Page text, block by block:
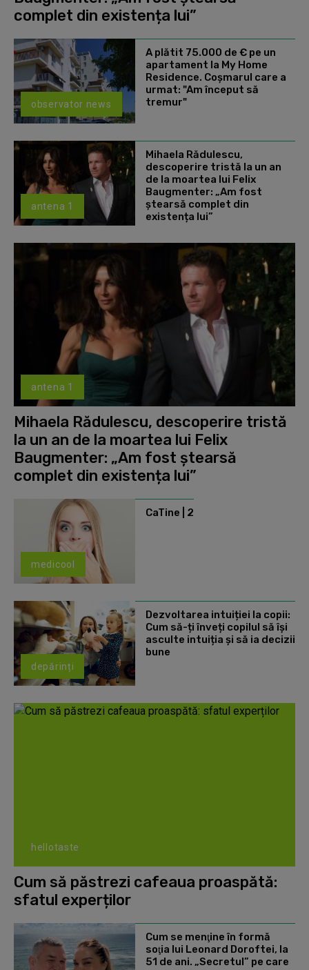
complet din existența lui”
observator news
A plătit 75.000 de € pe un
apartament la My Home
Residence. Coşmarul care a
urmat: "Am început să
tremur"
antena 1
Mihaela Rădulescu,
descoperire tristă la un an
de la moartea lui Felix
Baugmenter: „Am fost
ștearsă complet din
existența lui”
antena 1
Mihaela Rădulescu, descoperire tristă
la un an de la moartea lui Felix
Baugmenter: „Am fost ștearsă
complet din existența lui”
medicool
CaTine | 2
depărinți
Dezvoltarea intuiției la copii:
Cum să-ți înveți copilul să își
asculte intuiția și să ia decizii
bune
hellotaste
Cum să păstrezi cafeaua proaspătă:
sfatul experților
Cum se menţine în formă
soţia lui Leonard Doroftei, la
51 de ani. „Secretul” pe care